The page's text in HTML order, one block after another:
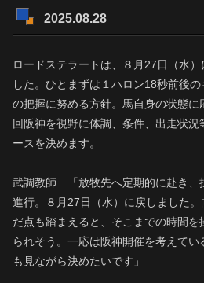
2025.08.28
ロードステラートは、８月27日（水
した。ひとまずは１ハロン18秒前後
の把握に努める方針。馬自身の状態に
回阪神を視野に体調、条件、出走状
ースを決めます。
武調教師 「放牧先へ定期的に赴き、
進行。８月27日（水）に戻しました
だ点も踏まえると、そこまでの時間を
られそう。一応は阪神開催を考えてい
も見ながら決めたいです」